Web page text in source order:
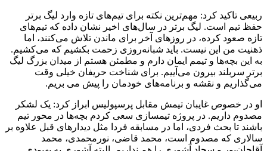
ربیعی تاکید کرد: مهم‌ترین نکته برای تیم‌های تازه وارد لیگ برتر
حفظ تیم است. لیگ برتر در سال‌های اخیر نشان داده که تیم‌های
تازه صعود کرده، در روزهای آخر برای ماندن تلاش می‌کنند، اما
ذهنیت من این نیست. باید شبانه‌روزی زحمت بکشیم که می‌کشیم.
به این بچه‌ها و تیمم ایمان دارم و مطمئن هستم از میدان بزرگ لیگ
برتر سربلند بیرون می‌آییم. برای شناخت حریفان خیلی وقت
می‌گذاریم و نقشه و برنامه‌های خودمان را پیش می بریم.
او در خصوص غایبان تیمش مقابل پرسپولیس ابراز کرد: یک لشکر
مصدوم داریم. در پروژه تیمسازی سعی کردم بچه‌ها در محور تیم
باشند تا بحث فردی، اما در مسابقه فردا مثل دیدارهای قبل علاوه بر
سالاری که مصدوم است، محمد قاضی، نورمحمدی، محمد